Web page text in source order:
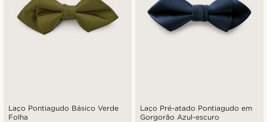
Laço Pontiagudo Básico Verde
Folha
Laço Pré-atado Pontiagudo em
Gorgorão Azul-escuro